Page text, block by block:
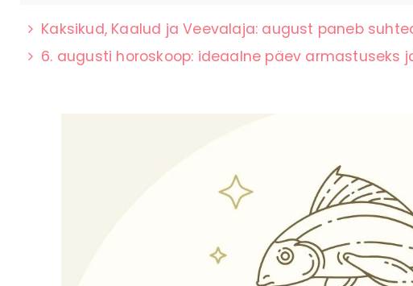
Kaksikud, Kaalud ja Veevalaja: august paneb
6. augusti horoskoop: ideaalne päev armastuseks